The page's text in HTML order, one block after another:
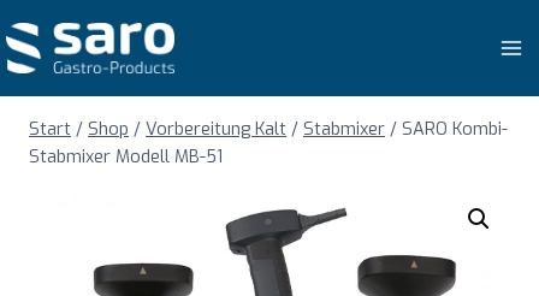
Inhalt
springen
Start / Shop / Vorbereitung Kalt / Stabmixer / SARO Kombi-
Stabmixer Modell MB-51